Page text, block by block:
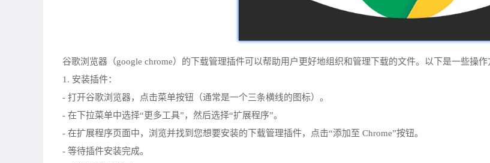
谷歌浏览器（google chrome）的下载管理插件可以帮助用户更好地组织和管理下载的文件。以下是一些操
1. 安装插件：
- 打开谷歌浏览器，点击菜单按钮（通常是一个三条横线的图标）。
- 在下拉菜单中选择“更多工具”，然后选择“扩展程序”。
- 在扩展程序页面中，浏览并找到您想要安装的下载管理插件，点击“添加至 Chrome”按钮。
- 等待插件安装完成。